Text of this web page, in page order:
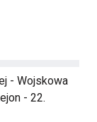
- Wojskowa
- 22.